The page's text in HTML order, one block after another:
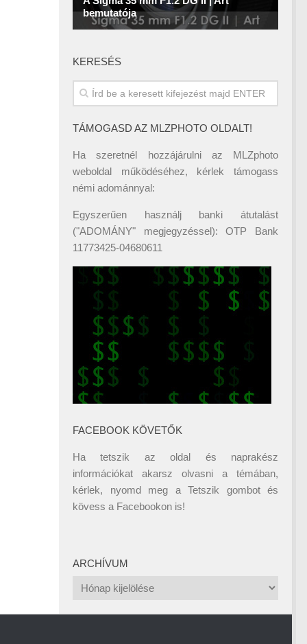
KERESÉS
TÁMOGASD AZ MLZPHOTO OLDALT!
Ha szeretnél hozzájárulni az MLZphoto
weboldal működéséhez, kérlek támogass
némi adománnyal:
Egyszerűen használj banki átutalást
("ADOMÁNY" megjegyzéssel): OTP Bank
11773425-04680611
FACEBOOK KÖVETŐK
Ha tetszik az oldal és naprakész
információkat akarsz olvasni a témában,
kérlek, nyomd meg a Tetszik gombot és
kövess a Facebookon is!
ARCHÍVUM
Archívum